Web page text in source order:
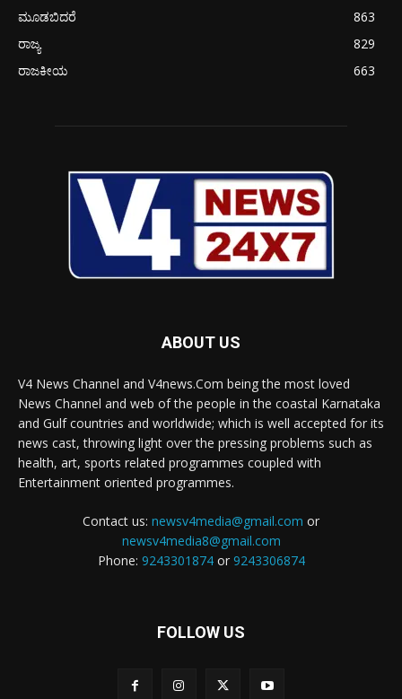
ಮೂಡಬಿದರೆ
863
ರಾಜ್ಯ
829
ರಾಜಕೀಯ
663
ABOUT US
V4 News Channel and V4news.Com being the most loved
News Channel and web of the people in the coastal Karnataka
and Gulf countries and worldwide; which is well accepted for its
news cast, throwing light over the pressing problems such as
health, art, sports related programmes coupled with
Entertainment oriented programmes.
Contact us: newsv4media@gmail.com or
newsv4media8@gmail.com
Phone: 9243301874or 9243306874
FOLLOW US